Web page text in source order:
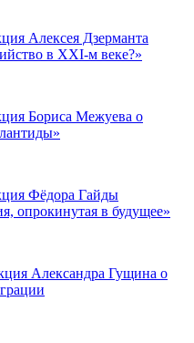
Алексея Дзерманта
в XXI-м веке?»
Бориса Межуева о
Фёдора Гайды
опрокинутая в будущее»
Александра Гущина о